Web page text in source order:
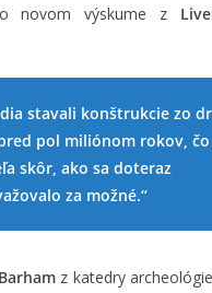
novom výskume z
stavali konštrukcie zo
pol miliónom rokov,
skôr, ako sa doteraz
za možné.“
z katedry